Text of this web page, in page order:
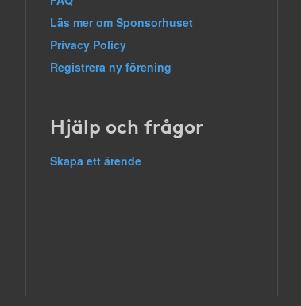
Läs mer om Sponsorhuset
Privacy Policy
Registrera ny förening
Hjälp och frågor
Skapa ett ärende